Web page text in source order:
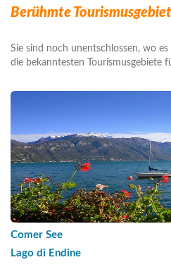
Berühmte
Sie sind noch unentschlossen, wo
die bekanntesten Tourismusgebiete
Comer See
Lago di Endine